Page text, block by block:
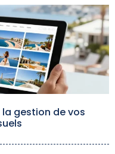
gestion de vos